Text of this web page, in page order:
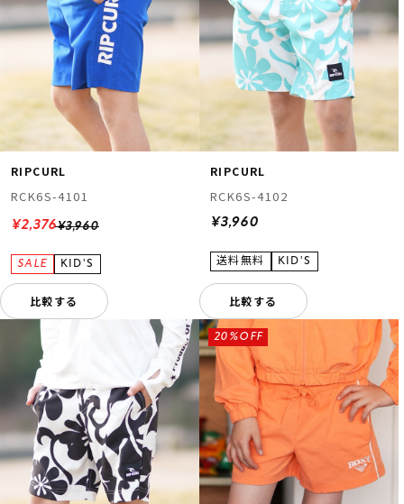
RIPCURL
RCK6S-4101
¥3,960
¥2,376
比較する
RIPCURL
RCK6S-4102
¥3,960
比較する
20%OFF